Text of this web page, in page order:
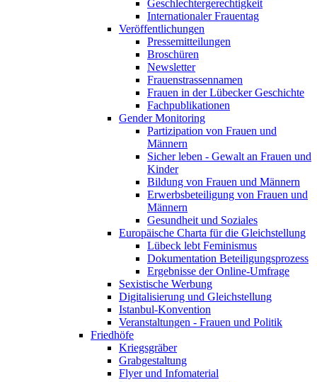
Geschlechtergerechtigkeit
Internationaler Frauentag
Veröffentlichungen
Pressemitteilungen
Broschüren
Newsletter
Frauenstrassennamen
Frauen in der Lübecker Geschichte
Fachpublikationen
Gender Monitoring
Partizipation von Frauen und
Männern
Sicher leben - Gewalt an Frauen und
Kinder
Bildung von Frauen und Männern
Erwerbsbeteiligung von Frauen und
Männern
Gesundheit und Soziales
Europäische Charta für die Gleichstellung
Lübeck lebt Feminismus
Dokumentation Beteiligungsprozess
Ergebnisse der Online-Umfrage
Sexistische Werbung
Digitalisierung und Gleichstellung
Istanbul-Konvention
Veranstaltungen - Frauen und Politik
Friedhöfe
Kriegsgräber
Grabgestaltung
Flyer und Infomaterial